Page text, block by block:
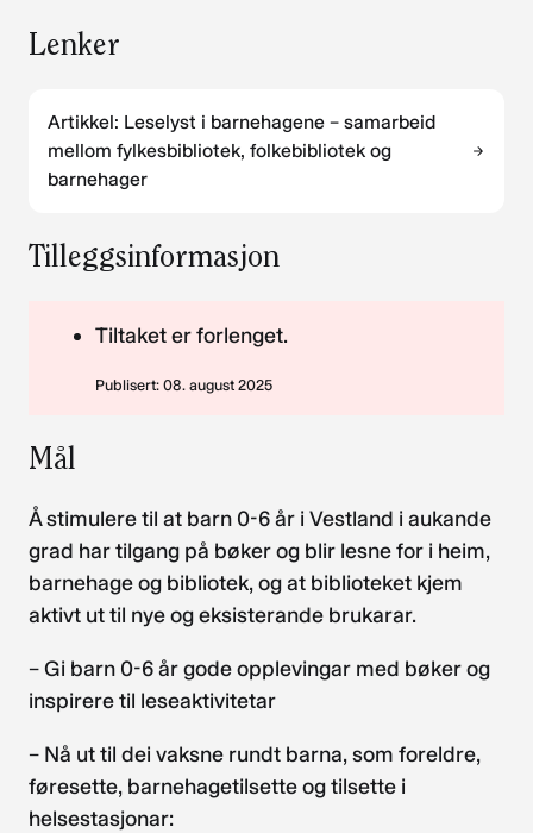
Lenker
Artikkel: Leselyst i barnehagene – samarbeid
mellom fylkesbibliotek, folkebibliotek og
barnehager
Tilleggsinformasjon
Tiltaket er forlenget.
Publisert: 08. august 2025
Mål
Å stimulere til at barn 0-6 år i Vestland i aukande
grad har tilgang på bøker og blir lesne for i heim,
barnehage og bibliotek, og at biblioteket kjem
aktivt ut til nye og eksisterande brukarar.
– Gi barn 0-6 år gode opplevingar med bøker og
inspirere til leseaktivitetar
– Nå ut til dei vaksne rundt barna, som foreldre,
føresette, barnehagetilsette og tilsette i
helsestasjonar: